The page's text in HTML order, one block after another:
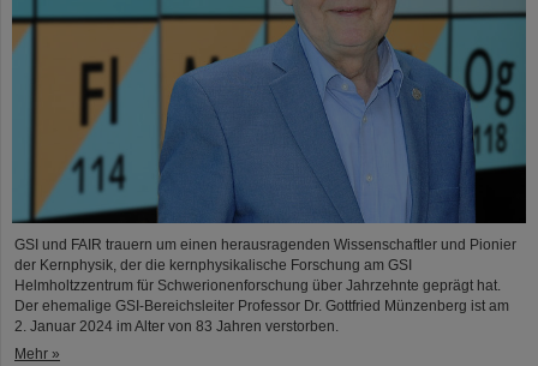
GSI und FAIR trauern um einen herausragenden Wissenschaftler und Pionier
der Kernphysik, der die kernphysikalische Forschung am GSI
Helmholtzzentrum für Schwerionenforschung über Jahrzehnte geprägt hat.
Der ehemalige GSI-Bereichsleiter Professor Dr. Gottfried Münzenberg ist am
2. Januar 2024 im Alter von 83 Jahren verstorben.
Mehr »